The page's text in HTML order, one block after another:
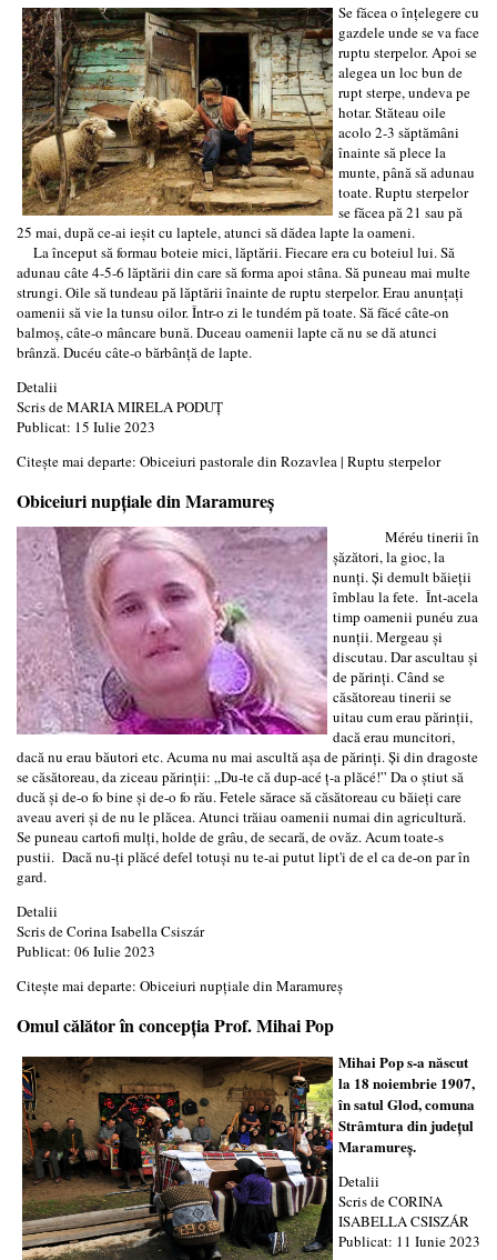
Se făcea o înțelegere cu
gazdele unde se va face
ruptu sterpelor. Apoi se
alegea un loc bun de
rupt sterpe, undeva pe
hotar. Stăteau oile
acolo 2-3 săptămâni
înainte să plece la
munte, până să adunau
toate. Ruptu sterpelor
se făcea pă 21 sau pă
25 mai, după ce-ai ieșit cu laptele, atunci să dădea lapte la oameni.
La început să formau boteie mici, lăptării. Fiecare era cu boteiul lui. Să
adunau câte 4-5-6 lăptării din care să forma apoi stâna. Să puneau mai multe
strungi. Oile să tundeau pă lăptării înainte de ruptu sterpelor. Erau anunțați
oamenii să vie la tunsu oilor. Într-o zi le tundém pă toate. Să făcé câte-on
balmoș, câte-o mâncare bună. Duceau oamenii lapte că nu se dă atunci
brânză. Ducéu câte-o bărbânță de lapte.
Detalii
Scris deMARIA MIRELA PODUȚ
Publicat: 15 Iulie 2023
Citește mai departe: Obiceiuri pastorale din Rozavlea | Ruptu sterpelor
Obiceiuri nupțiale din Maramureș
Méréu tinerii în
șăzători, la gioc, la
nunți. Și demult băieții
îmblau la fete. Înt-acela
timp oamenii punéu zua
nunții. Mergeau și
discutau. Dar ascultau și
de părinți. Când se
căsătoreau tinerii se
uitau cum erau părinții,
dacă erau muncitori,
dacă nu erau băutori etc. Acuma nu mai ascultă așa de părinți. Și din dragoste
se căsătoreau, da ziceau părinții: „Du-te că dup-acé ț-a plăcé!” Da o știut să
ducă și de-o fo bine și de-o fo rău. Fetele sărace să căsătoreau cu băieți care
aveau averi și de nu le plăcea. Atunci trăiau oamenii numai din agricultură.
Se puneau cartofi mulți, holde de grâu, de secară, de ovăz. Acum toate-s
pustii. Dacă nu-ți plăcé defel totuși nu te-ai putut lipt'i de el ca de-on par în
gard.
Detalii
Scris deCorina Isabella Csiszár
Publicat: 06 Iulie 2023
Citește mai departe: Obiceiuri nupțiale din Maramureș
Omul călător în concepția Prof. Mihai Pop
Mihai Pop s-a născut
la 18 noiembrie 1907,
în satul Glod, comuna
Strâmtura din județul
Maramureș.
Detalii
Scris deCORINA
ISABELLA CSISZÁR
Publicat: 11 Iunie 2023